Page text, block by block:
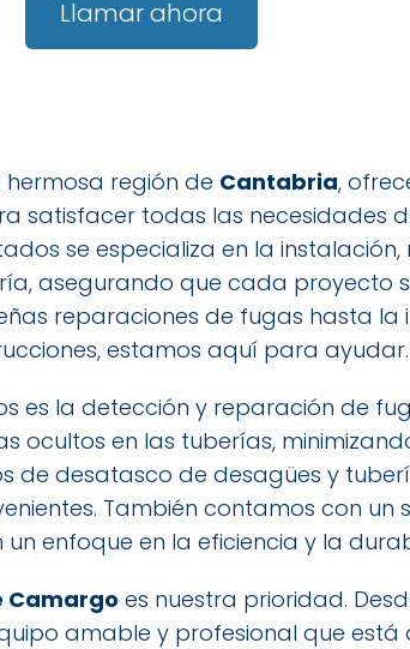
Llamar ahora
región de Cantabria,
satisfacer todas las necesidades
se especializa en la
asegurando que cada proyecto
reparaciones de fugas hasta la
estamos aquí para ayudar.
es la detección y reparación de
en las tuberías,
de desatasco de desagües y
También contamos con un
enfoque en la eficiencia y la
Camargo es nuestra prioridad.
amable y profesional que está